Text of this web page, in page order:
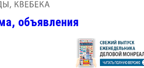
объявления